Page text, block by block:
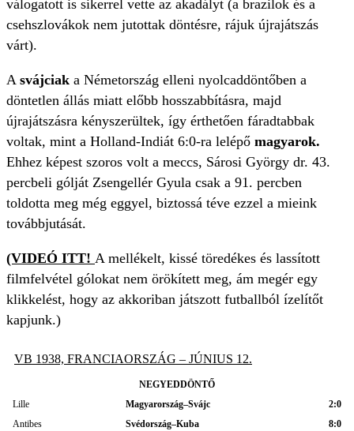
válogatott is sikerrel vette az akadályt (a brazilok és a
csehszlovákok nem jutottak döntésre, rájuk újrajátszás
várt).
A svájciak a Németország elleni nyolcaddöntőben a
döntetlen állás miatt előbb hosszabbításra, majd
újrajátszásra kényszerültek, így érthetően fáradtabbak
voltak, mint a Holland-Indiát 6:0-ra lelépő magyarok.
Ehhez képest szoros volt a meccs, Sárosi György dr. 43.
percbeli gólját Zsengellér Gyula csak a 91. percben
toldotta meg még eggyel, biztossá téve ezzel a mieink
továbbjutását.
(VIDEÓ ITT! A mellékelt, kissé töredékes és lassított
filmfelvétel gólokat nem örökített meg, ám megér egy
klikkelést, hogy az akkoriban játszott futballból ízelítőt
kapjunk.)
NEGYEDDÖNTŐ
Lille
Magyarország–Svájc
2:0
Antibes
Svédország–Kuba 8:0
VB 1938, FRANCIAORSZÁG – JÚNIUS 12.